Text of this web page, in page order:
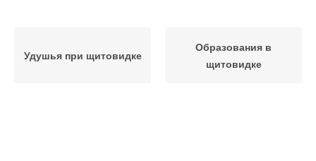
Удушья при щитовидке
Образования в
щитовидке